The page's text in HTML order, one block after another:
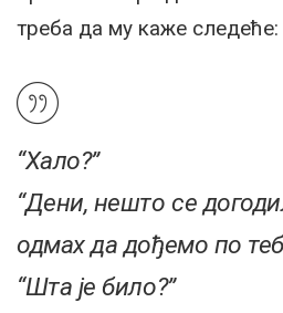
треба да му каже следеће:
“Хало?”
“Дени, нешто се
одмах да дођемо по
“Шта је било?”